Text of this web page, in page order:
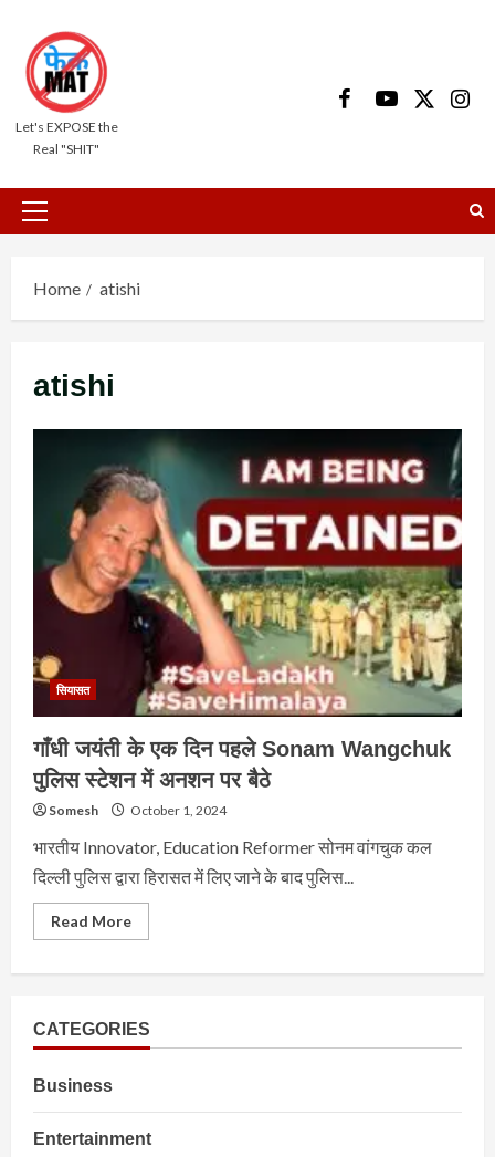
content
Let's EXPOSE the
Real "SHIT"
FacebookYoutube
X
Primary
Home atishi
atishi
सियासत
गाँधी जयंती के एक दिन पहले Sonam Wangchuk
पुलिस स्टेशन में अनशन पर बैठे
Somesh October 1, 2024
भारतीय Innovator, Education Reformer सोनम वांगचुक कल
दिल्ली पुलिस द्वारा हिरासत में लिए जाने के बाद पुलिस...
Read MoreRead
more
दिन
पहले
अनशन
CATEGORIES
Business
Entertainment